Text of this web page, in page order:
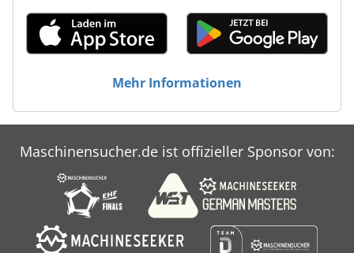
Mehr Informationen
Maschinensucher.de ist offizieller Sponsor von: